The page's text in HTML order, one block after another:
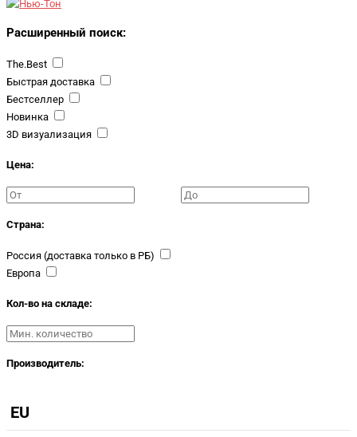
Расширенный поиск:
The.Best
Быстрая доставка
Бестселлер
Новинка
3D визуализация
Цена:
Страна:
Россия (доставка только в РБ)
Европа
Кол-во на складе:
Производитель:
EU